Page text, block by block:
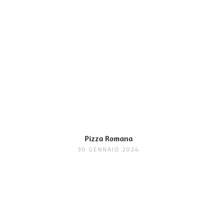
Pizza Romana
30 GENNAIO 2024